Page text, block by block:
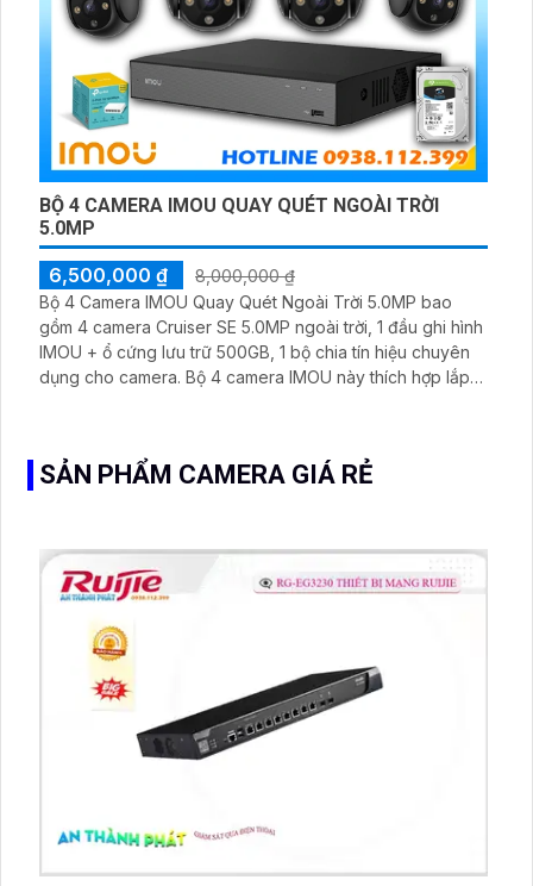
BỘ 4 CAMERA IMOU QUAY QUÉT NGOÀI TRỜI
5.0MP
6,500,000 ₫
8,000,000 ₫
Bộ 4 Camera IMOU Quay Quét Ngoài Trời 5.0MP bao
gồm 4 camera Cruiser SE 5.0MP ngoài trời, 1 đầu ghi hình
IMOU + ổ cứng lưu trữ 500GB, 1 bộ chia tín hiệu chuyên
dụng cho camera. Bộ 4 camera IMOU này thích hợp lắp
SẢN PHẨM CAMERA GIÁ RẺ